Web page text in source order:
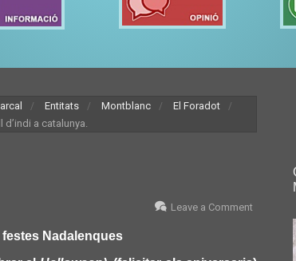
Entitats Montblanc
El Foradot
d’indi a catalunya.
Leave a Comment
Nadalenques